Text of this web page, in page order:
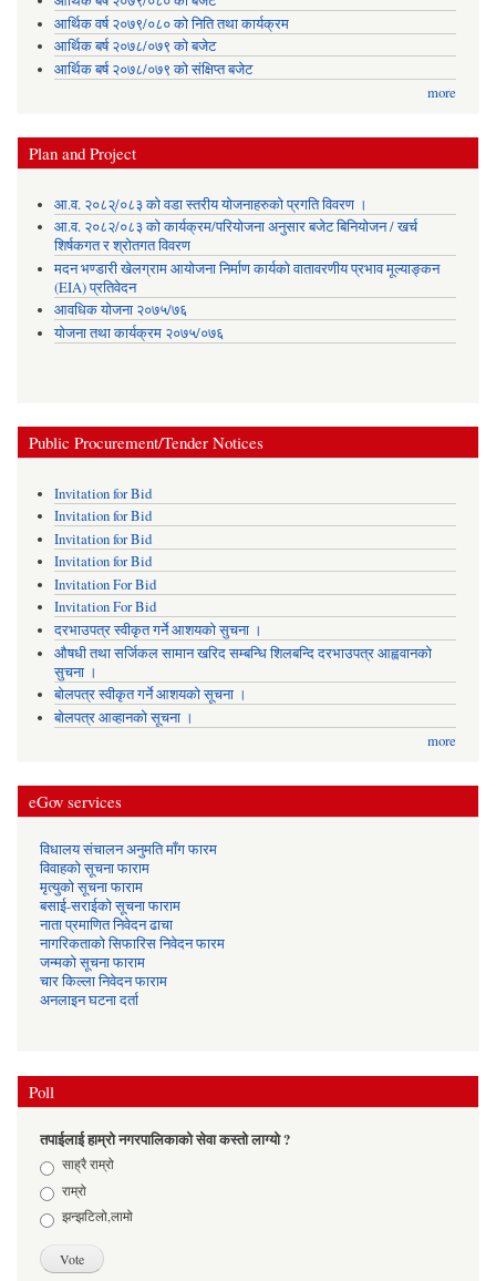
आर्थिक वर्ष २०७९/०८० को निति तथा कार्यक्रम
आर्थिक बर्ष २०७८/०७९ को बजेट
आर्थिक बर्ष २०७८/०७९ को संक्षिप्त बजेट
more
Plan and Project
आ.व. २०८२्/०८३ को वडा स्तरीय योजनाहरुको प्रगति विवरण ।
आ.व. २०८२/०८३ को कार्यक्रम/परियोजना अनुसार बजेट बिनियोजन / खर्च
शिर्षकगत र श्रोतगत विवरण
मदन भण्डारी खेलग्राम आयोजना निर्माण कार्यको वातावरणीय प्रभाव मूल्याङ्कन
(EIA) प्रतिवेदन
आवधिक योजना २०७५/७६
योजना तथा कार्यक्रम २०७५/०७६
Public Procurement/Tender Notices
Invitation for Bid
Invitation for Bid
Invitation for Bid
Invitation for Bid
Invitation For Bid
Invitation For Bid
दरभाउपत्र स्वीकृत गर्ने आशयको सुचना ।
औषधी तथा सर्जिकल सामान खरिद सम्बन्धि शिलबन्दि दरभाउपत्र आह्ववानको
सुचना ।
बोलपत्र स्वीकृत गर्ने आशयको सूचना ।
बोलपत्र आव्हानको सूचना ।
more
eGov services
विधालय संचालन अनुमति माँग फारम
विवाहको सूचना फाराम
मृत्युको सूचना फाराम
बसाई-सराईको सूचना फाराम
नाता प्रमाणित निवेदन ढाचा
नागरिकताको सिफारिस निवेदन फारम
जन्मको सूचना फाराम
चार किल्ला निवेदन फाराम
अनलाइन घटना दर्ता
Poll
तपाईलाई हाम्रो नगरपालिकाको सेवा कस्तो लाग्यो ?
Choicesसाह्रै राम्रो
राम्रो
झन्झटिलो,लामो